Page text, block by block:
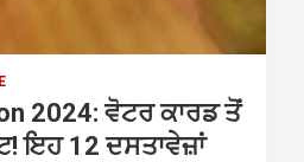
2024: ਵੋਟਰ ਕਾਰਡ ਤੋਂ
ਇਹ 12 ਦਸਤਾਵੇਜ਼ਾਂ